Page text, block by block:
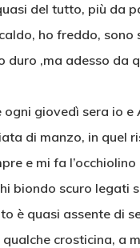
del tutto, più da
ho freddo,
duro ,ma adesso da
giovedì sera io
di manzo, in quel
e mi fa
biondo scuro legati
è quasi assente di
crosticina, a